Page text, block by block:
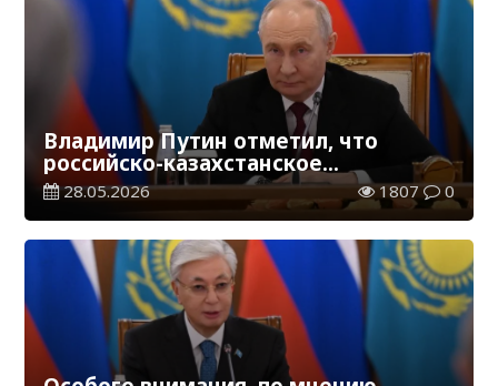
Владимир Путин отметил, что
российско-казахстанское
сотрудничество динамично
развивается на принципах
равноправия и взаимного уважения
28.05.2026 1807 0